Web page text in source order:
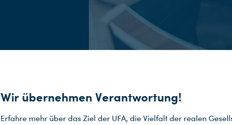
Wir übernehmen Verantwortung!
Erfahre mehr über das Ziel der UFA, die Vielfalt der realen